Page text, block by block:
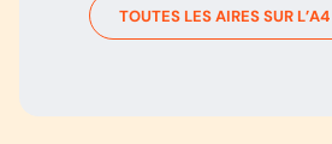
TOUTES LES AIRES SUR L’A4